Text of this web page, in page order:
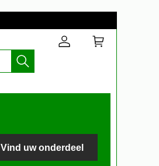
Vind uw onderdeel